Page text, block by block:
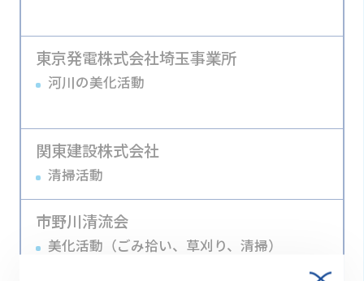
東京発電株式会社埼玉事業所
河川の美化活動
関東建設株式会社
清掃活動
市野川清流会
美化活動（ごみ拾い、草刈り、清掃）